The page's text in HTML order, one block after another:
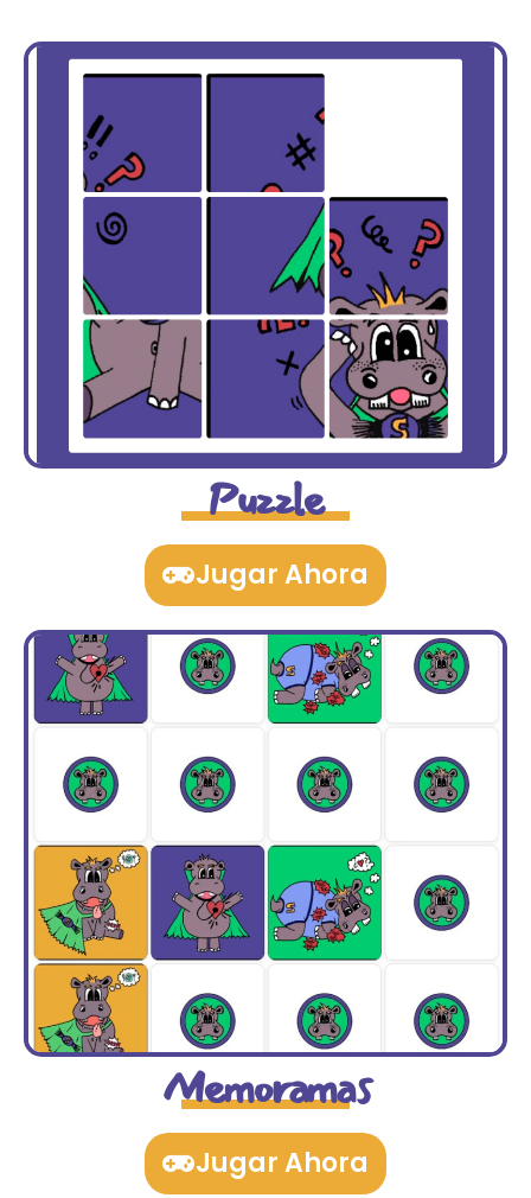
Puzzle
Jugar Ahora
Memoramas
Jugar Ahora